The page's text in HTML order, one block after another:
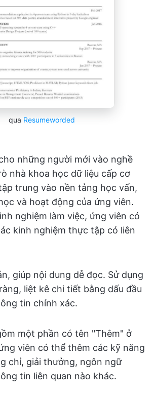
qua Resumeworded
những người mới vào nghề
nhà khoa học dữ liệu cấp cơ
trung vào nền tảng học vấn,
và hoạt động của ứng viên.
nghiệm làm việc, ứng viên có
kinh nghiệm thực tập có liên
giúp nội dung dễ đọc. Sử dụng
liệt kê chi tiết bằng dấu đầu
tin chính xác.
một phần có tên "Thêm" ở
viên có thể thêm các kỹ năng
chỉ, giải thưởng, ngôn ngữ
tin liên quan nào khác.